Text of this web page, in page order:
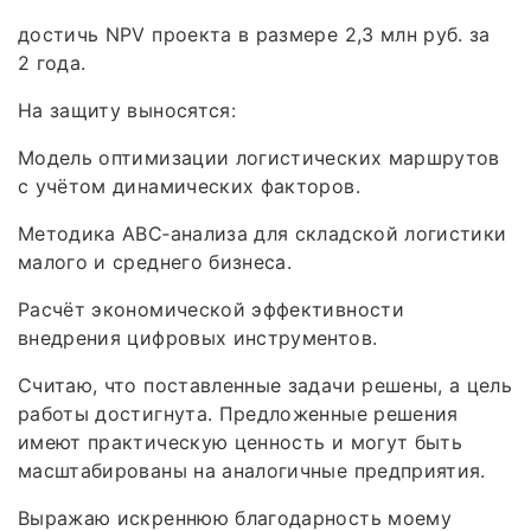
достичь NPV проекта в размере 2,3 млн руб. за
2 года.
На защиту выносятся:
Модель оптимизации логистических маршрутов
с учётом динамических факторов.
Методика ABC‑анализа для складской логистики
малого и среднего бизнеса.
Расчёт экономической эффективности
внедрения цифровых инструментов.
Считаю, что поставленные задачи решены, а цель
работы достигнута. Предложенные решения
имеют практическую ценность и могут быть
масштабированы на аналогичные предприятия.
Выражаю искреннюю благодарность моему